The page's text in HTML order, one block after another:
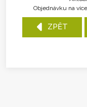
Objednávku na
ZPĚT